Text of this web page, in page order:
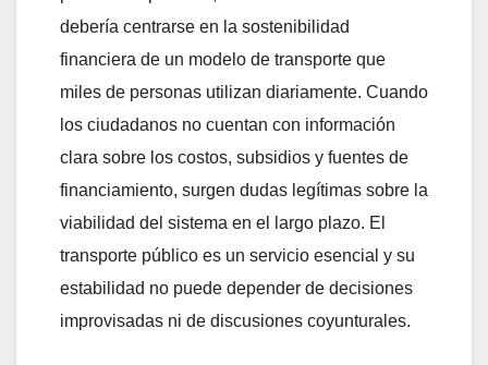
debería centrarse en la sostenibilidad
financiera de un modelo de transporte que
miles de personas utilizan diariamente. Cuando
los ciudadanos no cuentan con información
clara sobre los costos, subsidios y fuentes de
financiamiento, surgen dudas legítimas sobre la
viabilidad del sistema en el largo plazo. El
transporte público es un servicio esencial y su
estabilidad no puede depender de decisiones
improvisadas ni de discusiones coyunturales.